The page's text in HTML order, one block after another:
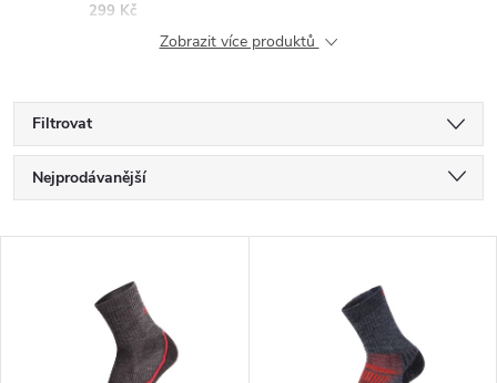
299 Kč
Zobrazit více produktů
Filtrovat
Ř
a
Nejprodávanější
Abecedně